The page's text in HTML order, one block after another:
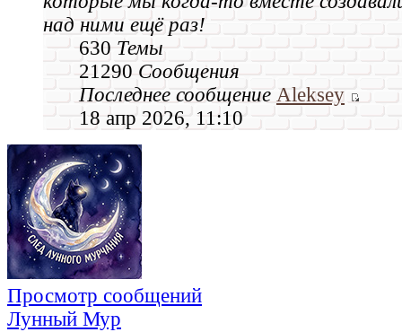
над ними ещё раз!
630 Темы
21290 Сообщения
Последнее сообщение Aleksey
18 апр 2026, 11:10
Просмотр сообщений
Лунный Мур